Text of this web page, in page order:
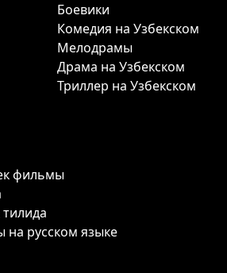
Боевики
Комедия на Узбекском
Мелодрамы
Драма на Узбекском
Триллер на Узбекском
фильмы
на русском языке